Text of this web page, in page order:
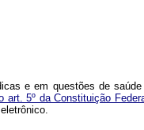
e em questões de
art. 5º da Constituição